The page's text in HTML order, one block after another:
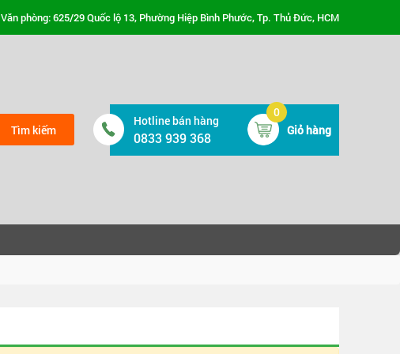
Văn phòng: 625/29 Quốc lộ 13, Phường Hiệp Bình Phước, Tp. Thủ Đức, HCM
Tìm kiếm
Hotline bán hàng
0833 939 368 Giỏ hàng
0